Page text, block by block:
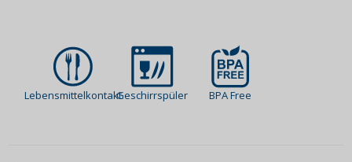
LebensmittelkontaktGeschirrspüler BPA Free